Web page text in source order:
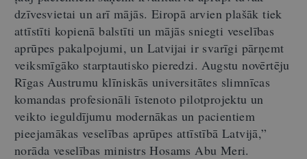
dzīvesvietai un arī mājās. Eiropā arvien plašāk tiek
attīstīti kopienā balstīti un mājās sniegti veselības
aprūpes pakalpojumi, un Latvijai ir svarīgi pārņemt
veiksmīgāko starptautisko pieredzi. Augstu novērtēju
Rīgas Austrumu klīniskās universitātes slimnīcas
komandas profesionāli īstenoto pilotprojektu un
veikto ieguldījumu modernākas un pacientiem
pieejamākas veselības aprūpes attīstībā Latvijā,”
norāda veselības ministrs Hosams Abu Meri.